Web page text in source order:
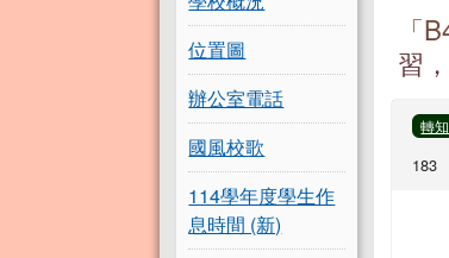
位置圖
辦公室電話
國風校歌
114學年度學生作
息時間 (新)
「
習
轉知
183